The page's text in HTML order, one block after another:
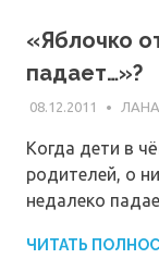
«Яблочко
падает…»?
08.12.2011 ЛАНА
Когда дети в
родителей, о
недалеко
ЧИТАТЬ